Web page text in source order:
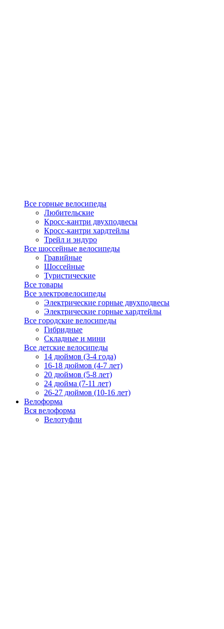
Все горные велосипеды
Любительские
Кросс-кантри двухподвесы
Кросс-кантри хардтейлы
Трейл и эндуро
Все шоссейные велосипеды
Гравийные
Шоссейные
Туристические
Все товары
Все электровелосипеды
Электрические горные двухподвесы
Электрические горные хардтейлы
Все городские велосипеды
Гибридные
Складные и мини
Все детские велосипеды
14 дюймов (3-4 года)
16-18 дюймов (4-7 лет)
20 дюймов (5-8 лет)
24 дюйма (7-11 лет)
26-27 дюймов (10-16 лет)
Велоформа
Вся велоформа
Велотуфли